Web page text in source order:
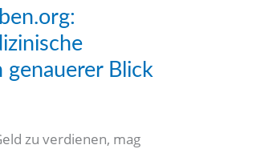
genauerer Blick
zu verdienen, mag